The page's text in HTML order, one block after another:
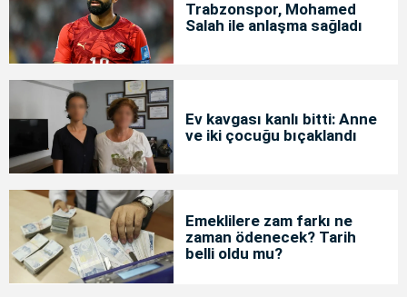
Trabzonspor, Mohamed
Salah ile anlaşma sağladı
Ev kavgası kanlı bitti: Anne
ve iki çocuğu bıçaklandı
Emeklilere zam farkı ne
zaman ödenecek? Tarih
belli oldu mu?